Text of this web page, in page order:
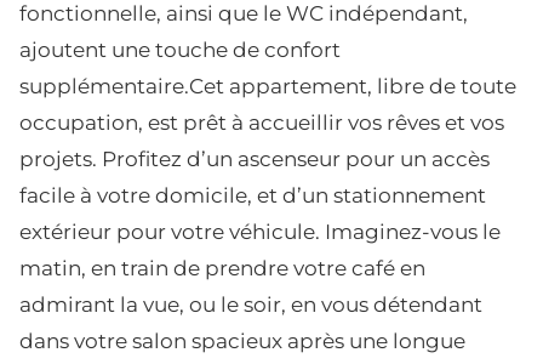
fonctionnelle, ainsi que le WC indépendant,
ajoutent une touche de confort
supplémentaire.Cet appartement, libre de toute
occupation, est prêt à accueillir vos rêves et vos
projets. Profitez d’un ascenseur pour un accès
facile à votre domicile, et d’un stationnement
extérieur pour votre véhicule. Imaginez-vous le
matin, en train de prendre votre café en
admirant la vue, ou le soir, en vous détendant
dans votre salon spacieux après une longue